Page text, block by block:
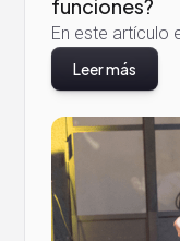
funciones?
Leer más